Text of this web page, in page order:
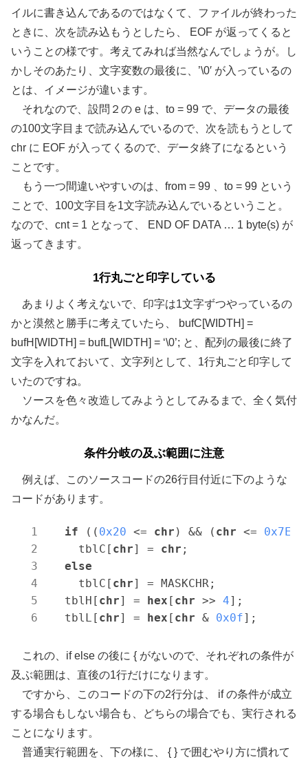
イルに書き込んであるのではなくて、ファイルが終わった
ときに、次を読み込もうとしたら、 EOF が返ってくると
いうことの様です。考えてみれば当然なんでしょうが。し
かしそのあたり、文字変数の最後に、’\0′ が入っているの
とは、イメージが違います。
それなので、設問２の e は、to = 99 で、データの最後
の100文字目まで読み込んでいるので、次を読もうとして
chr に EOF が入ってくるので、データ終了になるという
ことです。
もう一つ間違いやすいのは、from = 99 、to = 99 という
ことで、100文字目を1文字読み込んでいるということ。
なので、cnt = 1 となって、
END OF DATA … 1 byte(s) が
返ってきます。
1行丸ごと印字している
あまりよく考えないで、印字は1文字ずつやっているの
かと漠然と勝手に考えていたら、
bufC[WIDTH] =
bufH[WIDTH] = bufL[WIDTH] = ‘\0’; と、配列の最後に終了
文字を入れておいて、文字列として、1行丸ごと印字して
いたのですね。
ソースを色々改造してみようとしてみるまで、全く気付
かなんだ。
条件分岐の及ぶ範囲に注意
例えば、このソースコードの26行目付近に下のような
コードがあります。
if (( 0x20 <= chr ) && ( chr <= 0x7E
    tblC[
chr] = chr ;
else
    tblC[
chr] = MASKCHR;
  tblH[
chr] = hex [ chr >> 4];
  tblL[
chr] = hex [ chr & 0x0f
これの、 if else の後に { がないので、それぞれの条件が
及ぶ範囲は、直後の1行だけになります。
ですから、このコードの下の2行分は、 if の条件が成立
する場合もしない場合も、どちらの場合でも、実行される
ことになります。
普通実行範囲を、下の様に、 { } で囲むやり方に慣れて